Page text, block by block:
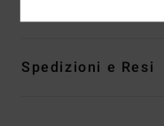
Spedizioni e Resi